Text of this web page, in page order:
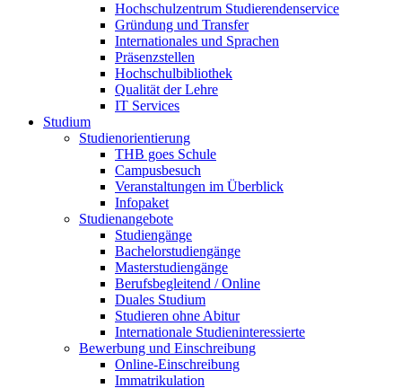
Hochschulzentrum Studierendenservice
Gründung und Transfer
Internationales und Sprachen
Präsenzstellen
Hochschulbibliothek
Qualität der Lehre
IT Services
Studium
Studienorientierung
THB goes Schule
Campusbesuch
Veranstaltungen im Überblick
Infopaket
Studienangebote
Studiengänge
Bachelorstudiengänge
Masterstudiengänge
Berufsbegleitend / Online
Duales Studium
Studieren ohne Abitur
Internationale Studieninteressierte
Bewerbung und Einschreibung
Online-Einschreibung
Immatrikulation